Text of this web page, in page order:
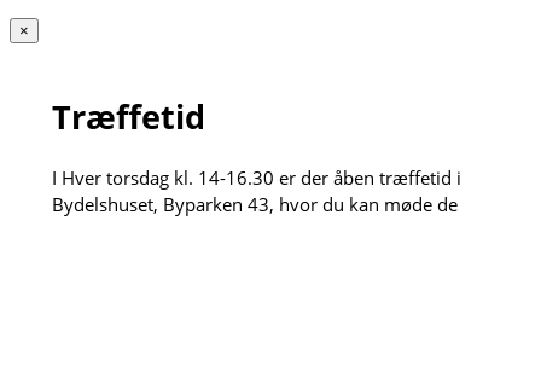
×
Træffetid
I Hver torsdag kl. 14-16.30 er der åben træffetid i
Bydelshuset, Byparken 43, hvor du kan møde de